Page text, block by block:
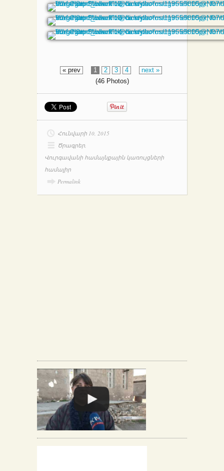
« prev 1 2 3 4
next »
(46 Photos)
Հունվարի 10, 2015
Ծրագրեր,
Վուրգավանի համայնքային կառույցների
համալիր
Permalink